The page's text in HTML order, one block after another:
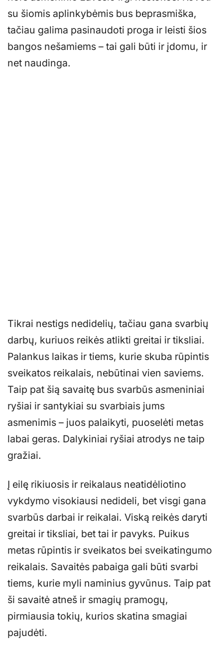
su šiomis aplinkybėmis bus beprasmiška,
tačiau galima pasinaudoti proga ir leisti šios
bangos nešamiems – tai gali būti ir įdomu, ir
net naudinga.
Tikrai nestigs nedidelių, tačiau gana svarbių
darbų, kuriuos reikės atlikti greitai ir tiksliai.
Palankus laikas ir tiems, kurie skuba rūpintis
sveikatos reikalais, nebūtinai vien saviems.
Taip pat šią savaitę bus svarbūs asmeniniai
ryšiai ir santykiai su svarbiais jums
asmenimis – juos palaikyti, puoselėti metas
labai geras. Dalykiniai ryšiai atrodys ne taip
gražiai.
Į eilę rikiuosis ir reikalaus neatidėliotino
vykdymo visokiausi nedideli, bet visgi gana
svarbūs darbai ir reikalai. Viską reikės daryti
greitai ir tiksliai, bet tai ir pavyks. Puikus
metas rūpintis ir sveikatos bei sveikatingumo
reikalais. Savaitės pabaiga gali būti svarbi
tiems, kurie myli naminius gyvūnus. Taip pat
ši savaitė atneš ir smagių pramogų,
pirmiausia tokių, kurios skatina smagiai
pajudėti.